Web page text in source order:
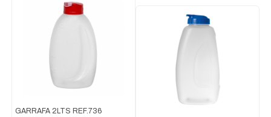
GARRAFA 2LTS REF.736